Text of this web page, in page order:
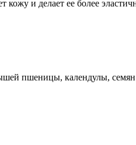
кожу и делает ее более
пшеницы, календулы, семян